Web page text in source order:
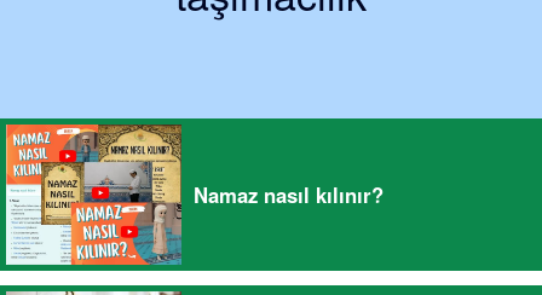
Namaz nasıl kılınır?